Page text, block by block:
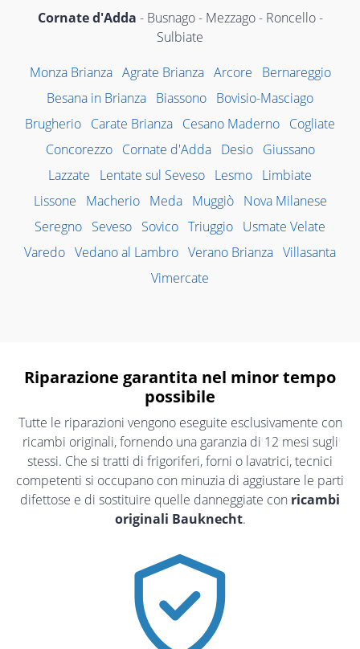
Cornate d'Adda - Busnago - Mezzago - Roncello -
Sulbiate
Monza Brianza Agrate Brianza Arcore
Bernareggio
Besana in Brianza Biassono Bovisio-Masciago
Brugherio Carate Brianza Cesano Maderno Cogliate
Concorezzo
Cornate d'Adda Desio
Giussano
Lazzate
Lentate sul Seveso Lesmo Limbiate
Lissone
Macherio Meda Muggiò
Nova Milanese
Seregno Seveso Sovico Triuggio Usmate Velate
Varedo Vedano al Lambro Verano Brianza Villasanta
Vimercate
Riparazione garantita nel minor tempo
possibile
Tutte le riparazioni vengono eseguite esclusivamente con
ricambi originali, fornendo una garanzia di 12 mesi sugli
stessi. Che si tratti di frigoriferi, forni o lavatrici, tecnici
competenti si occupano con minuzia di aggiustare le parti
difettose e di sostituire quelle danneggiate con ricambi
originali Bauknecht.